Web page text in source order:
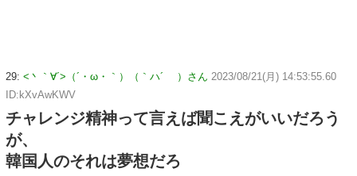
29: <丶｀∀´>（´・ω・｀）（｀ハ´ ）さん 2023/08/21(月) 14:53:55.60
ID:kXvAwKWV
チャレンジ精神って言えば聞こえがいいだろう
が、
韓国人のそれは夢想だろ